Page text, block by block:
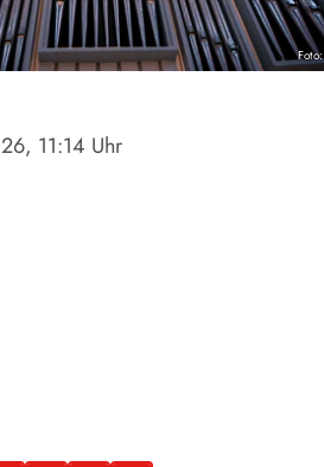
, 11:14 Uhr